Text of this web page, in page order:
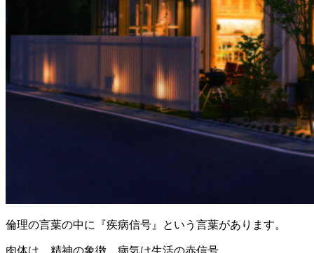
倫理の言葉の中に『疾病信号』という言葉があります。
肉体は、精神の象徴、病気は生活の赤信号